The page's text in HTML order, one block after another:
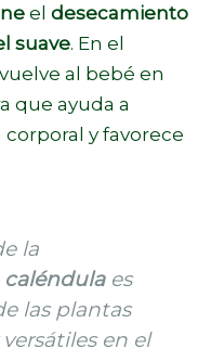
el desecamiento
suave. En el
al bebé en
que ayuda a
y favorece
la
caléndulaes
las plantas
en el